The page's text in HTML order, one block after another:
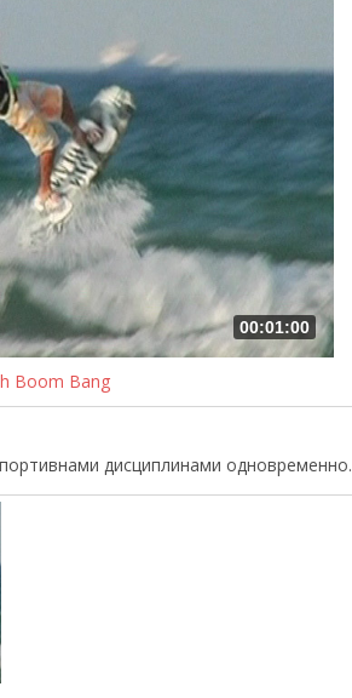
00:01:00
Boom Bang
дисциплинами одновременно.